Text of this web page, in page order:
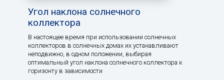
Угол наклона солнечного
коллектора
В настоящее время при использовании солнечных
коллекторов в солнечных домах их устанавливают
неподвижно, в одном положении, выбирая
оптимальный угол наклона солнечного коллектора к
горизонту в зависимости